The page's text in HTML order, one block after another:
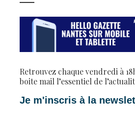
Retrouvez chaque vendredi à
boite mail l’essentiel de
Je m'inscris à la